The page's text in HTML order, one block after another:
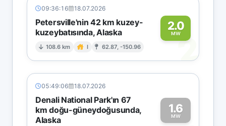
09:36:16 18.07.2026
Petersville'nin 42 km kuzey-
kuzeybatısında, Alaska
108.6 km I 62.87, -150.96
2.0
MW2
05:49:06 18.07.2026
Denali National Park'ın 67
km doğu-güneydoğusunda,
Alaska
1.6
MW